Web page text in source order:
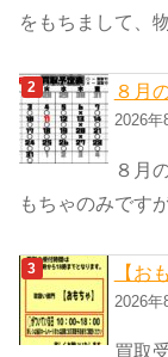
をもちまして、
８月
2026
８月
もちゃのみです
【お
2026
買取